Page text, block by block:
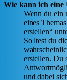
Wie kann ich eine
Wenn du ein
eines
erstellen“
Solltest du
erstellen. Du
und dabei